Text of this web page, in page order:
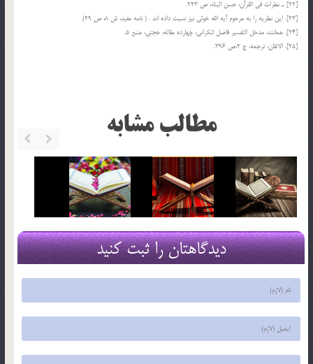
[22] ـ نظرات فی القرآن، حسن البناء، ص 223.
[23]. این نظریه را به مرحوم آیه الله خوئی نیز نسبت داده اند . ( نامه مفید، ش 8، ص 29).
[24]. همانند، مدخل التفسیر فاضل لنکرانی، چهارده مقاله، حجتی، منبع 5.
[25]. الاتقان، ترجمه، ج 2،ص 396.
مطالب مشابه
دیدگاهتان را ثبت کنید